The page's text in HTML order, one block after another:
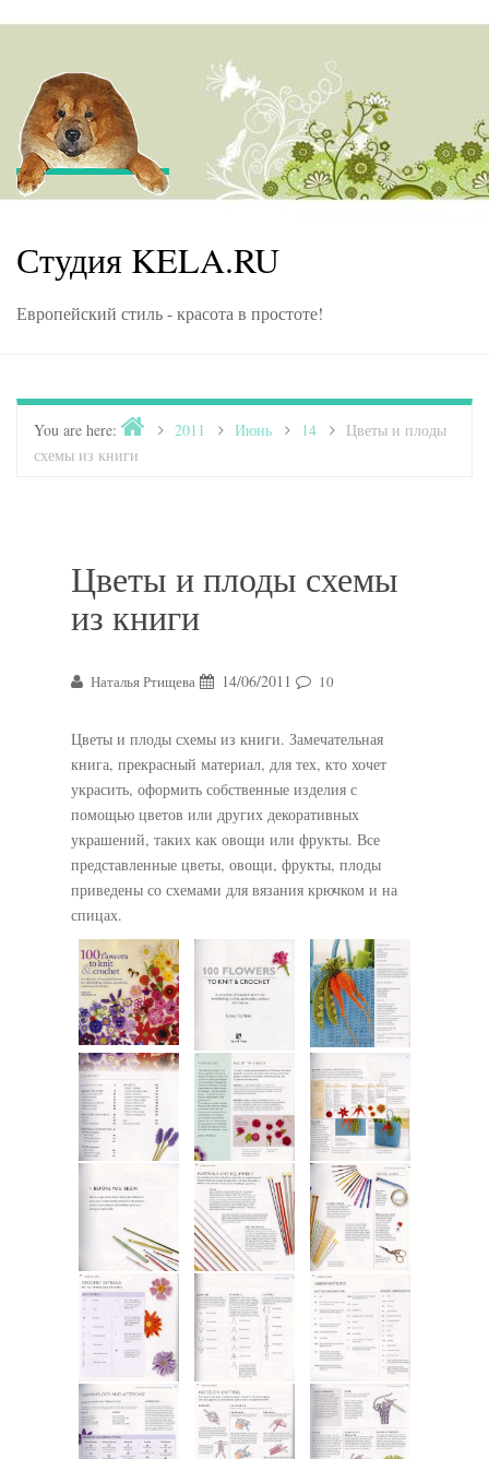
Студия KELA.RU
Европейский стиль - красота в простоте!
You are here: Home2011 Июнь 14
Цветы и плоды
схемы из книги
Цветы и плоды схемы
из книги
Наталья Ртищева 14/06/2011 10
Цветы и плоды схемы из книги. Замечательная
книга, прекрасный материал, для тех, кто хочет
украсить, оформить собственные изделия с
помощью цветов или других декоративных
украшений, таких как овощи или фрукты. Все
представленные цветы, овощи, фрукты, плоды
приведены со схемами для вязания крючком и на
спицах.